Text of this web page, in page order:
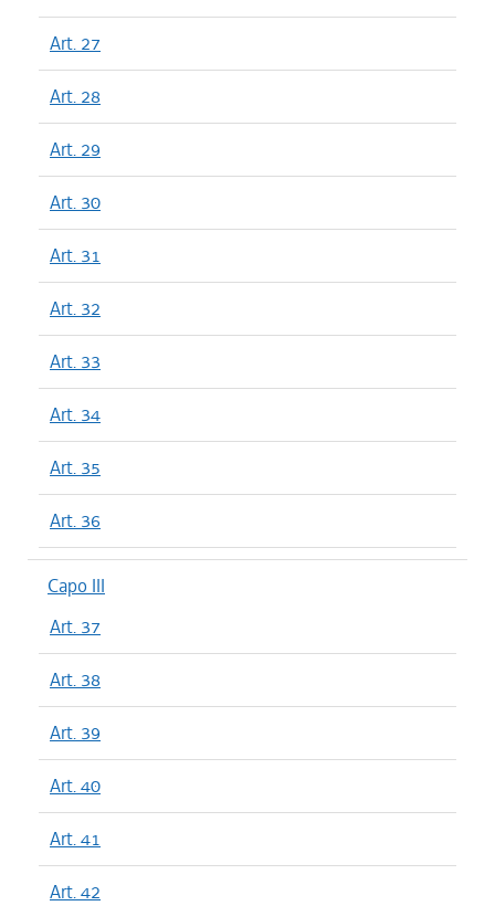
Art. 27
Art. 28
Art. 29
Art. 30
Art. 31
Art. 32
Art. 33
Art. 34
Art. 35
Art. 36
Capo III
Art. 37
Art. 38
Art. 39
Art. 40
Art. 41
Art. 42